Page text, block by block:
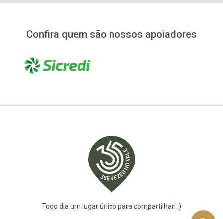
Confira quem são nossos apoiadores
Todo dia um lugar único para compartilhar! :)